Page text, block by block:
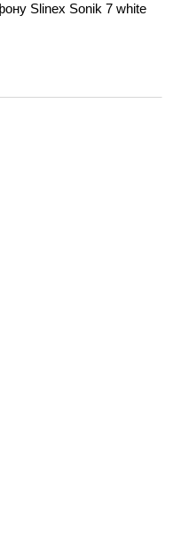
Slinex Sonik 7 white